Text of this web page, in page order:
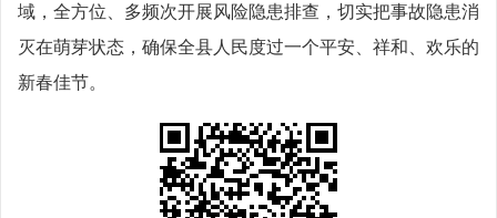
域，全方位、多频次开展风险隐患排查，切实把事故隐患消
灭在萌芽状态，确保全县人民度过一个平安、祥和、欢乐的
新春佳节。